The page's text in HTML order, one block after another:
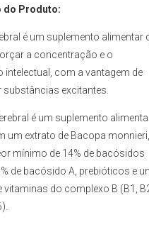
do Produto:
é um suplemento alimentar
a concentração e o
intelectual, com a vantagem de
substâncias excitantes.
é um suplemento
um extrato de Bacopa monnieri,
mínimo de 14% de bacósidos
de bacósido A, prebióticos e
vitaminas do complexo B (B1,